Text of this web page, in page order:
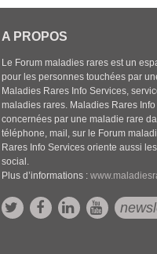
A PROPOS
Le Forum maladies rares est un
pour les personnes touchées par
Maladies Rares Info Services,
maladies rares. Maladies Rares
concernées par une maladie rare
téléphone, mail, sur le Forum
Rares Info Services oriente aussi
social.
Plus d’informations :